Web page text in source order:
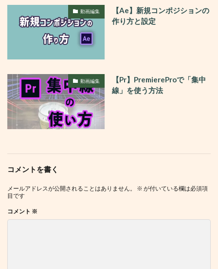
動画編集
【Ae】新規コンポジションの
作り方と設定
動画編集
【Pr】PremiereProで「集中
線」を使う方法
コメントを書く
メールアドレスが公開されることはありません。 ※ が付いている欄は必須項
目です
コメント ※